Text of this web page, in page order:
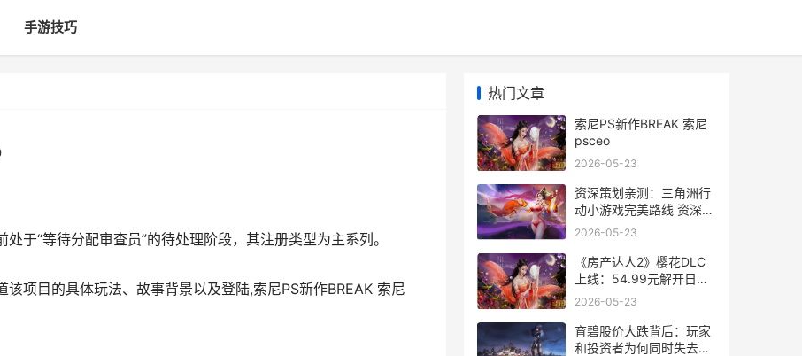
手游技巧
于“等待分配审查员”的待处理阶段，其注册类型为主系列。
项目的具体玩法、故事背景以及登陆,索尼PS新作BREAK 索尼
热门文章
索尼PS新作BREAK 索尼
psceo
2026-05-23
资深策划亲测：三角洲行
动小游戏完美路线 资深活
动策划
2026-05-23
《房产达人2》樱花DLC
上线：54.99元解开日式
翻新新内容 房产达人2无
2026-05-23
育碧股价大跌背后：玩家
和投资者为何同时失去信